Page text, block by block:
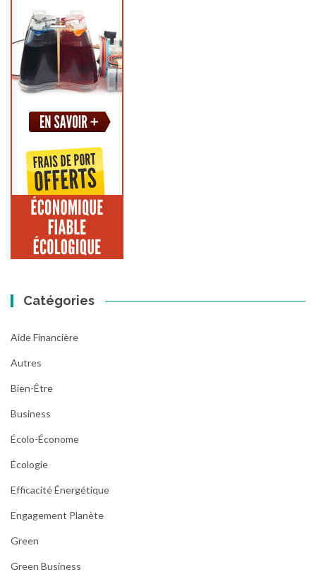
Catégories
Aide Financière
Autres
Bien-Être
Business
Écolo-Économe
Écologie
Efficacité Énergétique
Engagement Planète
Green
Green Business